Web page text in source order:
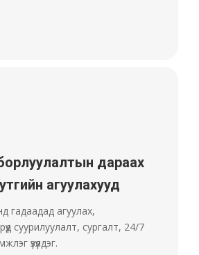
дараах
агуулахууд
гадаадад агуулах,
суурилуулалт, сургалт, 24/7
үзүүлдэг.